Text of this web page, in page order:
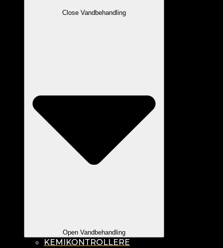
Close Vandbehandling
Open Vandbehandling
KEMIKONTROLLERE